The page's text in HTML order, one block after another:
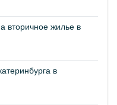
вторичное жилье в
в